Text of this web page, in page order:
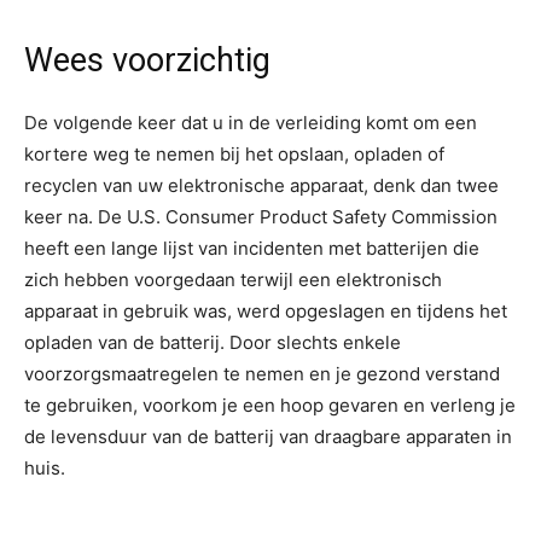
Wees voorzichtig
De volgende keer dat u in de verleiding komt om een
kortere weg te nemen bij het opslaan, opladen of
recyclen van uw elektronische apparaat, denk dan twee
keer na. De U.S. Consumer Product Safety Commission
heeft een lange lijst van incidenten met batterijen die
zich hebben voorgedaan terwijl een elektronisch
apparaat in gebruik was, werd opgeslagen en tijdens het
opladen van de batterij. Door slechts enkele
voorzorgsmaatregelen te nemen en je gezond verstand
te gebruiken, voorkom je een hoop gevaren en verleng je
de levensduur van de batterij van draagbare apparaten in
huis.